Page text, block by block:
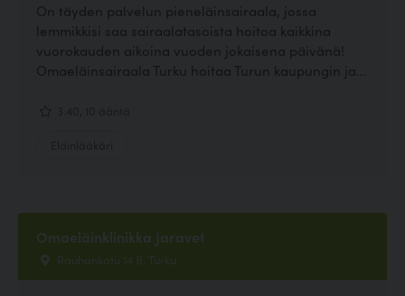
On täyden palvelun pieneläinsairaala, jossa
lemmikkisi saa sairaalatasoista hoitoa kaikkina
vuorokauden aikoina vuoden jokaisena päivänä!
Omaeläinsairaala Turku hoitaa Turun kaupungin ja...
Omaeläinklinikka Jaravet
Rauhankatu 14 B, Turku